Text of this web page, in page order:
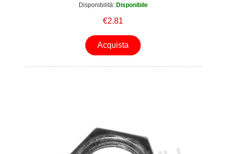
Disponibilità: Disponibile
€2.81
Acquista